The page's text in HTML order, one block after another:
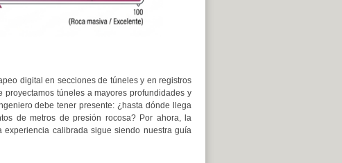
digital en secciones de túneles y en registros
túneles a mayores profundidades y
debe tener presente: ¿hasta dónde llega
de metros de presión rocosa? Por ahora, la
calibrada sigue siendo nuestra guía